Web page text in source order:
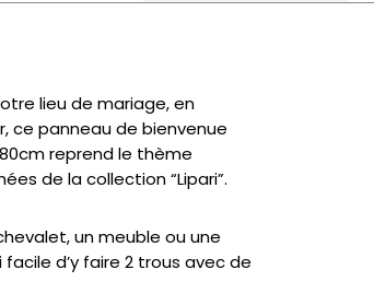
lieu de mariage, en
ce panneau de bienvenue
reprend le thème
de la collection “Lipari”.
un meuble ou une
facile d’y faire 2 trous avec de